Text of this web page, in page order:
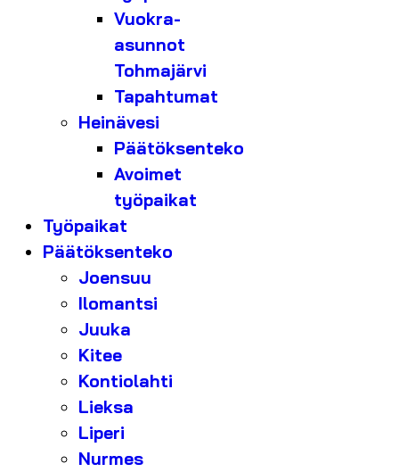
Vuokra-
asunnot
Tohmajärvi
Tapahtumat
Heinävesi
Päätöksenteko
Avoimet
työpaikat
Työpaikat
Päätöksenteko
Joensuu
Ilomantsi
Juuka
Kitee
Kontiolahti
Lieksa
Liperi
Nurmes